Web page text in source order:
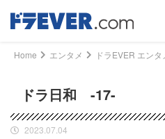
Home エンタメ
ドラ日和 -17-
2023.07.04